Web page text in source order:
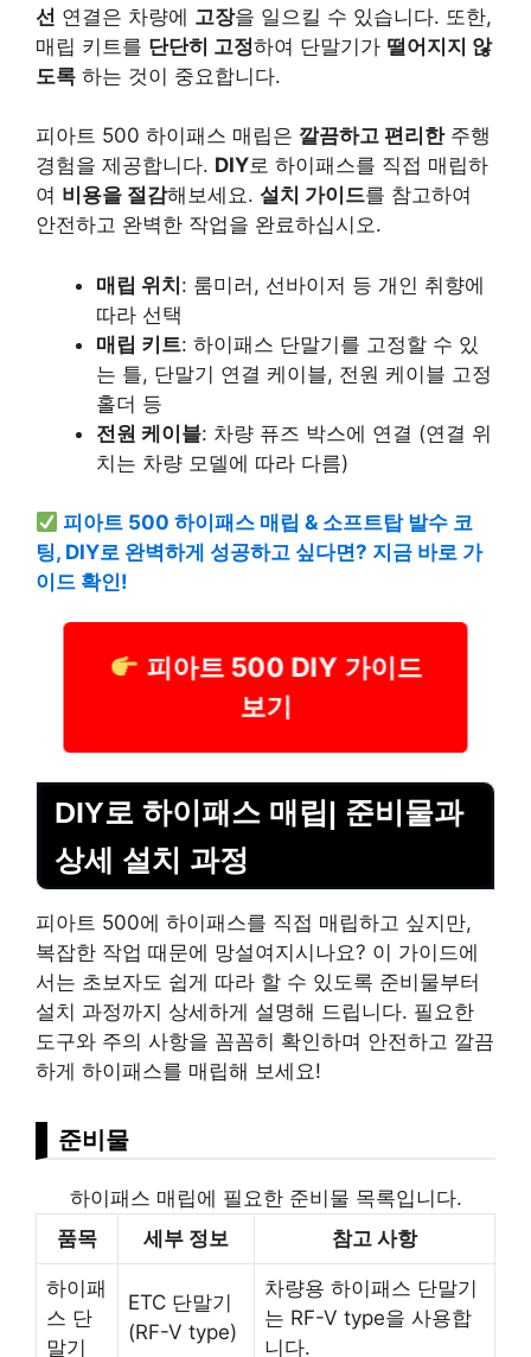
선 연결은 차량에 고장을 일으킬 수 있습니다. 또한,
매립 키트를 단단히 고정하여 단말기가 떨어지지 않
도록 하는 것이 중요합니다.
피아트 500 하이패스 매립은 깔끔하고 편리한주행
경험을 제공합니다. DIY로 하이패스를 직접 매립하
여 비용을 절감해보세요. 설치 가이드를 참고하여
안전하고 완벽한 작업을 완료하십시오.
매립 위치: 룸미러, 선바이저 등 개인 취향에
따라 선택
매립 키트: 하이패스 단말기를 고정할 수 있
는 틀, 단말기 연결 케이블, 전원 케이블 고정
홀더 등
전원 케이블: 차량 퓨즈 박스에 연결 (연결 위
치는 차량 모델에 따라 다름)
피아트 500 하이패스 매립 & 소프트탑 발수 코
팅, DIY로 완벽하게 성공하고 싶다면? 지금 바로 가
이드 확인!
피아트 500 DIY 가이드
보기
DIY로 하이패스 매립| 준비물과
상세 설치 과정
피아트 500에 하이패스를 직접 매립하고 싶지만,
복잡한 작업 때문에 망설여지시나요? 이 가이드에
서는 초보자도 쉽게 따라 할 수 있도록 준비물부터
설치 과정까지 상세하게 설명해 드립니다. 필요한
도구와 주의 사항을 꼼꼼히 확인하며 안전하고 깔끔
하게 하이패스를 매립해 보세요!
준비물
하이패스 매립에 필요한 준비물 목록입니다.
품목
세부 정보 참고 사항
하이패
스 단
말기
ETC 단말기
(RF-V type)
차량용 하이패스 단말기
는 RF-V type을 사용합
니다.